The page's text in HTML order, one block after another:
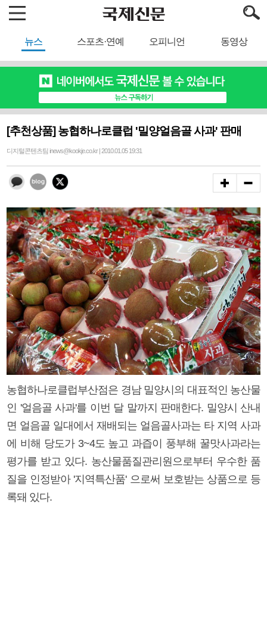
뉴스 스포츠·연예 오피니언 동영상
[추천상품] 농협하나로클럽 '밀양얼음골 사과' 판매
디지털콘텐츠팀 inews@kookje.co.kr | 2010.01.05 19:31
농협하나로클럽부산점은 경남 밀양시의 대표적인 농산물
인 '얼음골 사과'를 이번 달 말까지 판매한다. 밀양시 산내
면 얼음골 일대에서 재배되는 얼음골사과는 타 지역 사과
에 비해 당도가 3~4도 높고 과즙이 풍부해 꿀맛사과라는
평가를 받고 있다. 농산물품질관리원으로부터 우수한 품
질을 인정받아 '지역특산품' 으로써 보호받는 상품으로 등
록돼 있다.